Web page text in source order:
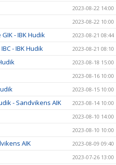
2023-08-22 14:00
2023-08-22 10:00
- IBK Hudik 2023-08-21 08:44
- IBK Hudik 2023-08-21 08:10
2023-08-18 15:00
2023-08-16 10:00
2023-08-15 10:00
- Sandvikens AIK 2023-08-14 10:00
2023-08-10 14:00
2023-08-10 10:00
AIK 2023-08-09 09:40
2023-07-26 13:00